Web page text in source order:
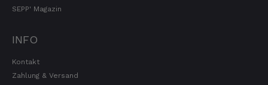
SEPP' Magazin
INFO
Kontakt
Zahlung & Versand